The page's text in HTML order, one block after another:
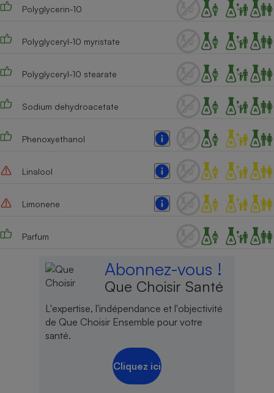
Polyglycerin-10
Polyglyceryl-10 myristate
Polyglyceryl-10 stearate
Sodium dehydroacetate
Phenoxyethanol
Linalool
Limonene
Parfum
Abonnez-vous !
Que Choisir Santé
L'expertise, l'indépendance et l'objectivité
de Que Choisir Ensemble pour votre
santé.
Cliquez ici